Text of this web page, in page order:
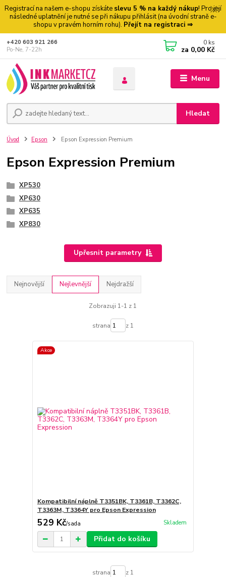
Registrací na našem e-shopu získáte slevu 5 % na každý nákup! Pro její
následné uplatnění je nutné se při nákupu přihlásit (na úvodní straně e-
shopu v pravém horním rohu). Přejít na registraci ⇒
Menu
Hledat
+420 603 921 266
Po-Ne, 7-22h
0 ks
za 0,00 Kč
Úvod Epson Epson Expression Premium
Epson Expression Premium
XP530
XP630
XP635
XP830
Upřesnit parametry
Nejnovější Nejlevnější Nejdražší
Zobrazuji 1-1 z 1
strana z 1
Akce
Kompatibilní náplně T3351BK, T3361B, T3362C,
T3363M, T3364Y pro Epson Expression
529 Kč/sada Skladem
Přidat do košíku
strana z 1